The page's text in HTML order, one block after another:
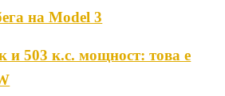
на Model 3
и 503 к.с. мощност: това е